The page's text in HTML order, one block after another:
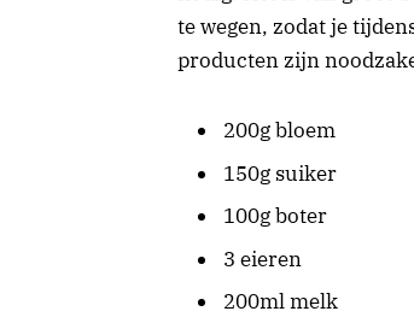
te wegen, zodat je
producten zijn
200g bloem
150g suiker
100g boter
3 eieren
200ml melk